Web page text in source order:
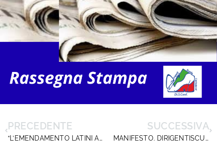
PRECEDENTE
“L’EMENDAMENTO LATINI AL MILLEPROROGHE SARÀ RITIRATO”
SUCCESSIVA
MANIFESTO. DIRIGENTISCUOLA RIPUDIA LA NARRAZIONE DISTORTA. LA SCUOLA NON SIA IL CAPRO ESPIATORIO DEI MALI DELLA SOCIETÀ